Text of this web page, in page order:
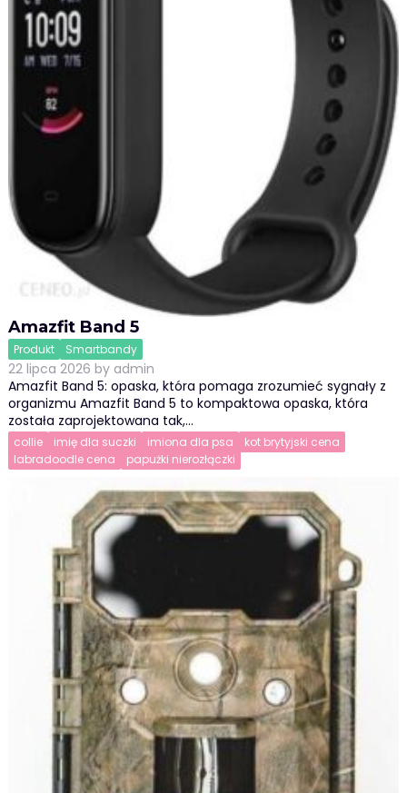
Amazfit Band 5
Produkt Smartbandy
22 lipca 2026 by admin
Amazfit Band 5: opaska, która pomaga zrozumieć sygnały z
organizmu Amazfit Band 5 to kompaktowa opaska, która
została zaprojektowana tak,…
collie imię dla suczki imiona dla psa
kot brytyjski cena
labradoodle cena
papużki nierozłączki